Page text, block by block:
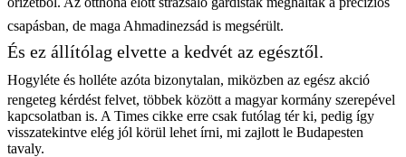
csapásban, de maga Ahmadinezsád is megsérült.
És ez állítólag elvette a kedvét az egésztől.
Hogyléte és holléte azóta bizonytalan, miközben az egész akció
rengeteg kérdést felvet, többek között a magyar kormány szerepével
kapcsolatban is. A Times cikke erre csak futólag tér ki, pedig így
visszatekintve elég jól körül lehet írni, mi zajlott le Budapesten
tavaly.